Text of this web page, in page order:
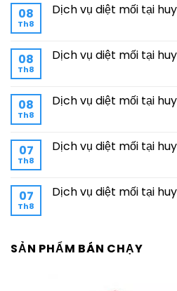
08
Th8
Dịch vụ diệt mối tại
08
Th8
Dịch vụ diệt mối tại
08
Th8
Dịch vụ diệt mối tại
07
Th8
Dịch vụ diệt mối tại
07
Th8
Dịch vụ diệt mối tại
SẢN PHẨM BÁN CHẠY